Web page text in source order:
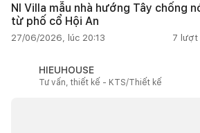
NI Villa mẫu nhà hướng Tây chống
từ phố cổ Hội An
27/06/2026, lúc 20:13 7 lượt
HIEUHOUSE
Tư vấn, thiết kế - KTS/Thiết kế